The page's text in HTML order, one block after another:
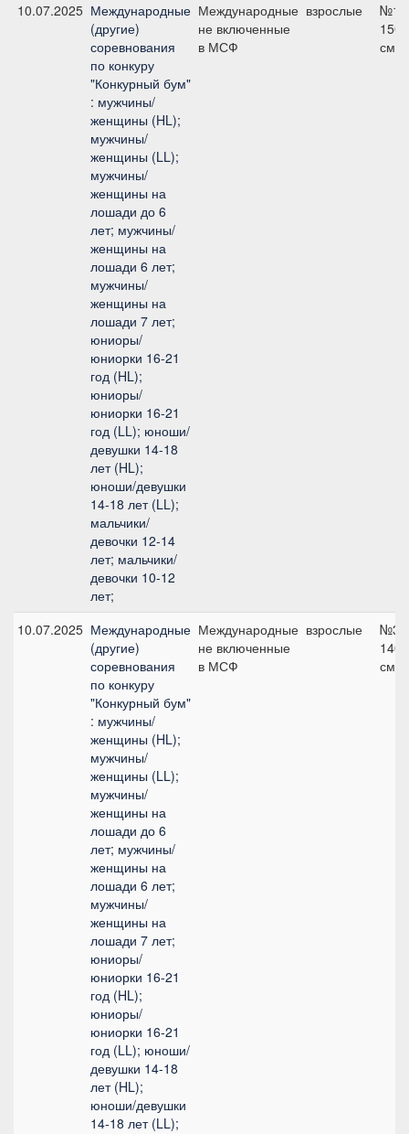
10.07.2025 Международные
(другие)
соревнования
по конкуру
"Конкурный бум"
: мужчины/
женщины (HL);
мужчины/
женщины (LL);
мужчины/
женщины на
лошади до 6
лет; мужчины/
женщины на
лошади 6 лет;
мужчины/
женщины на
лошади 7 лет;
юниоры/
юниорки 16-21
год (HL);
юниоры/
юниорки 16-21
год (LL); юноши/
девушки 14-18
лет (HL);
юноши/девушки
14-18 лет (LL);
мальчики/
девочки 12-14
лет; мальчики/
девочки 10-12
лет;
Международные
не включенные
в МСФ
взрослые
150
см
10.07.2025 Международные
(другие)
соревнования
по конкуру
"Конкурный бум"
: мужчины/
женщины (HL);
мужчины/
женщины (LL);
мужчины/
женщины на
лошади до 6
лет; мужчины/
женщины на
лошади 6 лет;
мужчины/
женщины на
лошади 7 лет;
юниоры/
юниорки 16-21
год (HL);
юниоры/
юниорки 16-21
год (LL); юноши/
девушки 14-18
лет (HL);
юноши/девушки
14-18 лет (LL);
Международные
не включенные
в МСФ
взрослые
№3,
140
см